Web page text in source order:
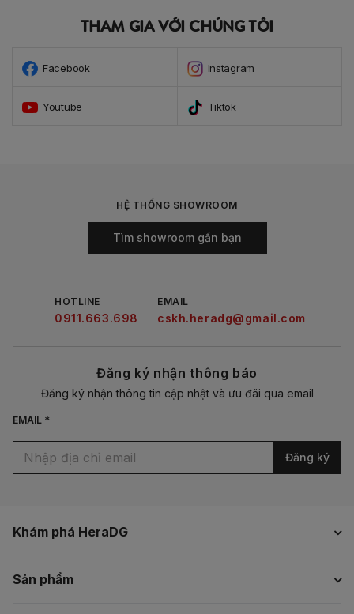
THAM GIA VỚI CHÚNG TÔI
Facebook Instagram
Youtube Tiktok
Khám phá HeraDG
Sản phẩm
HỆ THỐNG SHOWROOM
Tìm showroom gần bạn
HOTLINE
0911.663.698
EMAIL
cskh.heradg@gmail.com
Đăng ký nhận thông báo
Đăng ký nhận thông tin cập nhật và ưu đãi qua email
EMAIL *
Đăng ký